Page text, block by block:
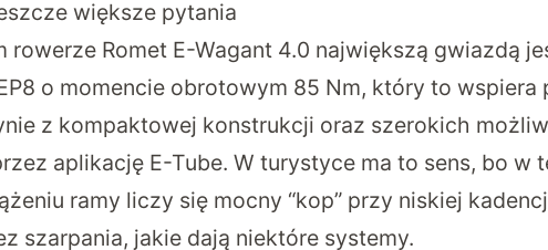
większe pytania
rowerze Romet E-Wagant 4.0 największą gwiazdą
o momencie obrotowym 85 Nm, który to wspiera
z kompaktowej konstrukcji oraz szerokich
aplikację E-Tube. W turystyce ma to sens, bo w
ramy liczy się mocny “kop” przy niskiej
szarpania, jakie dają niektóre systemy.